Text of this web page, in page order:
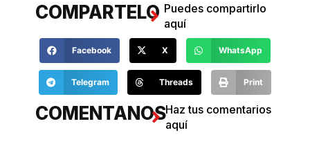
COMPARTELO Puedes compartirlo
aquí
Facebook X WhatsApp
Telegram Threads Print
COMENTANOSHaz tus comentarios
aquí